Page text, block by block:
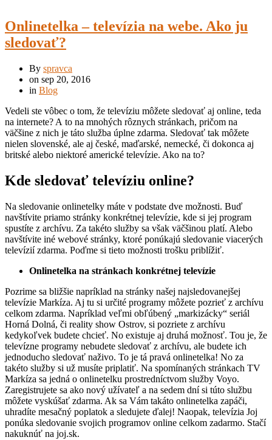
Onlinetelka – televízia na webe. Ako ju
sledovať?
By spravca
on sep 20, 2016
in Blog
Vedeli ste vôbec o tom, že televíziu môžete sledovať aj online, teda
na internete? A to na mnohých rôznych stránkach, pričom na
väčšine z nich je táto služba úplne zdarma. Sledovať tak môžete
nielen slovenské, ale aj české, maďarské, nemecké, či dokonca aj
britské alebo niektoré americké televízie. Ako na to?
Kde sledovať televíziu online?
Na sledovanie onlinetelky máte v podstate dve možnosti. Buď
navštívite priamo stránky konkrétnej televízie, kde si jej program
spustíte z archívu. Za takéto služby sa však väčšinou platí. Alebo
navštívite iné webové stránky, ktoré ponúkajú sledovanie viacerých
televízií zdarma. Poďme si tieto možnosti trošku priblížiť.
Onlinetelka na stránkach konkrétnej televízie
Pozrime sa bližšie napríklad na stránky našej najsledovanejšej
televízie Markíza. Aj tu si určité programy môžete pozrieť z archívu
celkom zdarma. Napríklad veľmi obľúbený „markizácky“ seriál
Horná Dolná, či reality show Ostrov, si pozriete z archívu
kedykoľvek budete chcieť. No existuje aj druhá možnosť. Tou je, že
televízne programy nebudete sledovať z archívu, ale budete ich
jednoducho sledovať naživo. To je tá pravá onlinetelka! No za
takéto služby si už musíte priplatiť. Na spomínaných stránkach TV
Markíza sa jedná o onlinetelku prostredníctvom služby Voyo.
Zaregistrujete sa ako nový užívateľ a na sedem dní si túto službu
môžete vyskúšať zdarma. Ak sa Vám takáto onlinetelka zapáči,
uhradíte mesačný poplatok a sledujete ďalej! Naopak, televízia Joj
ponúka sledovanie svojich programov online celkom zadarmo. Stačí
nakuknúť na joj.sk.